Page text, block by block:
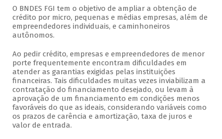
O BNDES FGI tem o objetivo de ampliar a obtenção de
crédito por micro, pequenas e médias empresas, além de
empreendedores individuais, e caminhoneiros
autônomos.
Ao pedir crédito, empresas e empreendedores de menor
porte frequentemente encontram dificuldades em
atender as garantias exigidas pelas instituições
financeiras. Tais dificuldades muitas vezes inviabilizam a
contratação do financiamento desejado, ou levam à
aprovação de um financiamento em condições menos
favoráveis do que as ideais, considerando variáveis como
os prazos de carência e amortização, taxa de juros e
valor de entrada.